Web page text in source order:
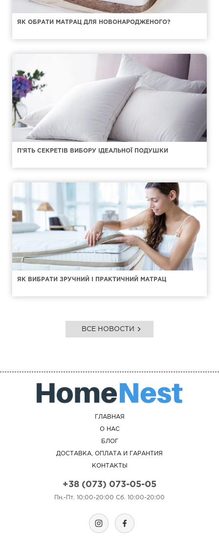
ЯК ОБРАТИ МАТРАЦ ДЛЯ НОВОНАРОДЖЕНОГО?
П'ЯТЬ СЕКРЕТІВ ВИБОРУ ІДЕАЛЬНОЇ ПОДУШКИ
ЯК ВИБРАТИ ЗРУЧНИЙ І ПРАКТИЧНИЙ МАТРАЦ
ВСЕ НОВОСТИ
ГЛАВНАЯ
О НАС
БЛОГ
ДОСТАВКА, ОПЛАТА И ГАРАНТИЯ
КОНТАКТЫ
+38 (073) 073-05-05
Пн.-Пт. 10:00-20:00 Сб. 10:00-20:00